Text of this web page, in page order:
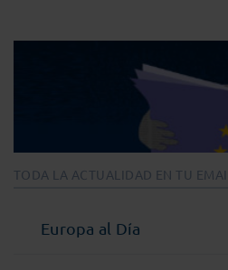
TODA LA ACTUALIDAD EN TU EMAIL
Europa al Día